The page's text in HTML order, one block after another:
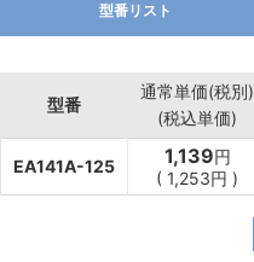
型番リスト
型番
通常単価(税別)
(税込単価)
EA141A-125 1,139円
( 1,253円 )